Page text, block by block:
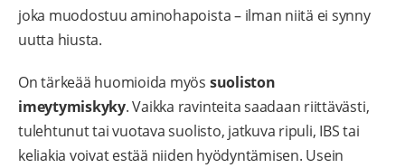
joka muodostuu aminohapoista – ilman niitä ei synny
uutta hiusta.
On tärkeää huomioida myös suoliston
imeytymiskyky. Vaikka ravinteita saadaan riittävästi,
tulehtunut tai vuotava suolisto, jatkuva ripuli, IBS tai
keliakia voivat estää niiden hyödyntämisen. Usein